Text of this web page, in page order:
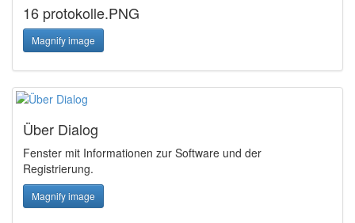
16 protokolle.PNG
Magnify image
Über Dialog
Fenster mit Informationen zur Software und der
Registrierung.
Magnify image